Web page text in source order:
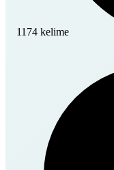
1174 kelime